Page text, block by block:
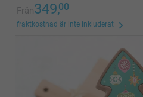
Från349,00
fraktkostnad är inte inkluderat